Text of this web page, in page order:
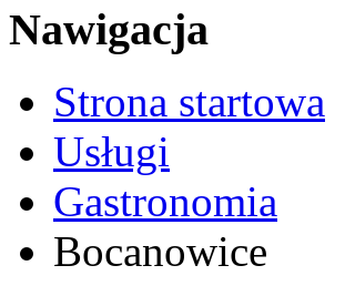
Nawigacja
Strona startowa
Usługi
Gastronomia
Bocanowice